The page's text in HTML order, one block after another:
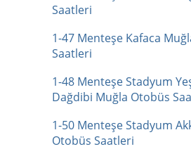
Saatleri
1-47 Menteşe Kafaca
Saatleri
1-48 Menteşe Stadyum
Dağdibi Muğla Otobüs
1-50 Menteşe Stadyum
Otobüs Saatleri